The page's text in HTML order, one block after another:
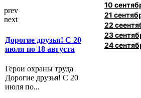
prev
next
Дорогие друзья! С 20
июля по 18 августа
Герои охраны труда
Дорогие друзья! С 20
июля по...
10
21
22
23
24